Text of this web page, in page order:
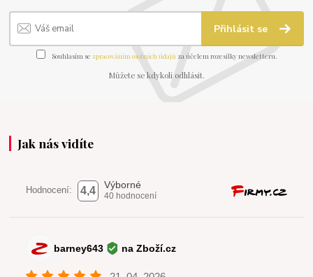
Přihlásit se
Souhlasím se zpracováním osobních údajů za účelem rozesílky newsletteru.
Můžete se kdykoli odhlásit.
Jak nás vidíte